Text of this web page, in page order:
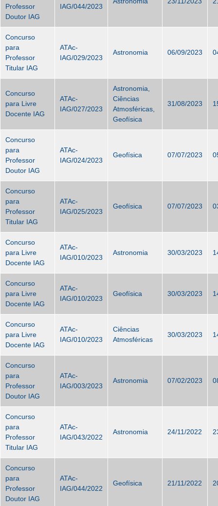
Professor
Doutor IAG
IAG/044/2023
Concurso
para
Professor
Titular IAG
ATAc-
IAG/029/2023
Astronomia 06/09/2023
Concurso
para Livre
Docente IAG
ATAc-
IAG/027/2023
Astronomia,
Ciências
Atmosféricas,
Geofísica
31/08/2023
Concurso
para
Professor
Doutor IAG
ATAc-
IAG/024/2023
Geofísica 07/07/2023
Concurso
para
Professor
Titular IAG
ATAc-
IAG/025/2023
Geofísica 07/07/2023
Concurso
para Livre
Docente IAG
ATAc-
IAG/010/2023
Astronomia 30/03/2023
Concurso
para Livre
Docente IAG
ATAc-
IAG/010/2023
Geofísica 30/03/2023
Concurso
para Livre
Docente IAG
ATAc-
IAG/010/2023
Ciências
Atmosféricas
30/03/2023
Concurso
para
Professor
Doutor IAG
ATAc-
IAG/003/2023
Astronomia 07/02/2023
Concurso
para
Professor
Titular IAG
ATAc-
IAG/043/2022
Astronomia 24/11/2022
Concurso
para
Professor
Doutor IAG
ATAc-
IAG/044/2022
Geofísica 21/11/2022